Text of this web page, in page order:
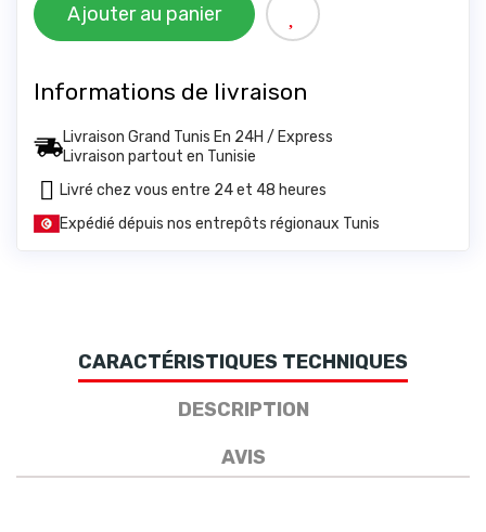
Ajouter au panier
Informations de livraison
Livraison Grand Tunis En 24H / Express
Livraison partout en Tunisie
Expédié dépuis nos entrepôts régionaux Tunis
Livré chez vous entre 24 et 48 heures
CARACTÉRISTIQUES TECHNIQUES
DESCRIPTION
AVIS